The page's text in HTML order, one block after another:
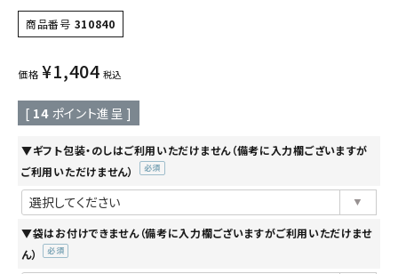
商品番号 310840
価格 ¥1,404 税込
[ 14 ポイント進呈 ]
▼ギフト包装・のしはご利用いただけません（備考に入力欄ございますが
ご利用いただけません）
▼袋はお付けできません（備考に入力欄ございますがご利用いただけませ
ん）